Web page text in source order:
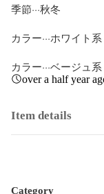
季節···秋冬
カラー···ホワイト系
カラー···ベージュ系
over a half year
Item details
Category